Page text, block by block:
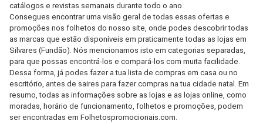
catálogos e revistas semanais durante todo o ano.
Consegues encontrar uma visão geral de todas essas ofertas e
promoções nos folhetos do nosso site, onde podes descobrir todas
as marcas que estão disponíveis em praticamente todas as lojas em
Silvares (Fundão). Nós mencionamos isto em categorias separadas,
para que possas encontrá-los e compará-los com muita facilidade.
Dessa forma, já podes fazer a tua lista de compras em casa ou no
escritório, antes de saires para fazer compras na tua cidade natal. Em
resumo, todas as informações sobre as lojas e as lojas online, como
moradas, horário de funcionamento, folhetos e promoções, podem
ser encontradas em Folhetospromocionais.com.